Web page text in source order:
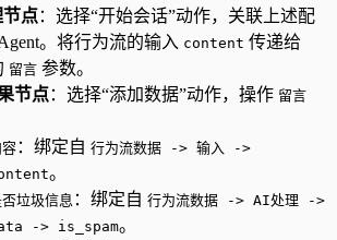
点：选择“开始会话”动作，关联上述配
。将行为流的输入 content 传递给
留言 参数。
节点：选择“添加数据”动作，操作 留言
容 ：绑定自 行为流数据 -> 输入 ->
。
垃圾信息 ：绑定自 行为流数据 -> AI处理 ->
-> is_spam。